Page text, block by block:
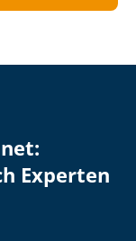
Experten